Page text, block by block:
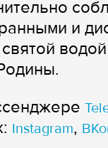
и
Instagram,